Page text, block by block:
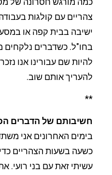
צהריים עם קולגות
ישיבה בבית קפה או
בחו"ל. כשדברים נלקחים
להיות שם עבורינו אנו
להעריך אותם שוב.
**
חשיבותם של הדברים
בימים האחרונים אני
כשעה בשעות הצהריים
עשיתי זאת עם בני רועי.